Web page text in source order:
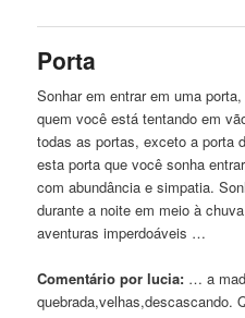
Porta
Sonhar em entrar em uma
quem você está tentando em
todas as portas, exceto a porta
esta porta que você sonha
com abundância e simpatia.
durante a noite em meio à
aventuras imperdoáveis …
Comentário por lucia: … a
quebrada,velhas,descascando.